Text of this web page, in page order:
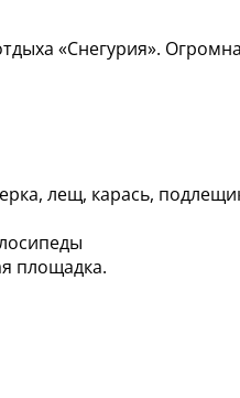
«Снегурия».
лещ, карась,
площадка.